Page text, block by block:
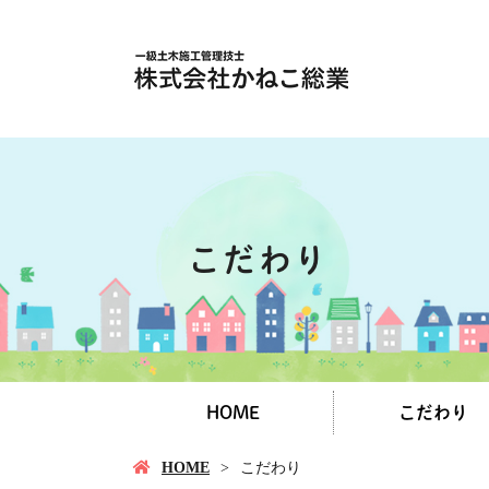
こだわり
HOME こだわり
HOME こだわり